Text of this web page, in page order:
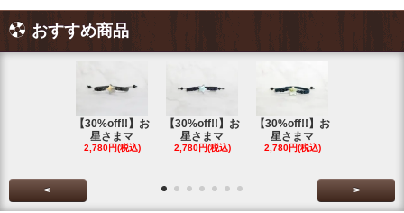
おすすめ商品
【30%off!!】お
星さまマ
2,780円(税込)
【30%off!!】お
星さまマ
2,780円(税込)
【30%off!!】お
星さまマ
2,780円(税込)
< >